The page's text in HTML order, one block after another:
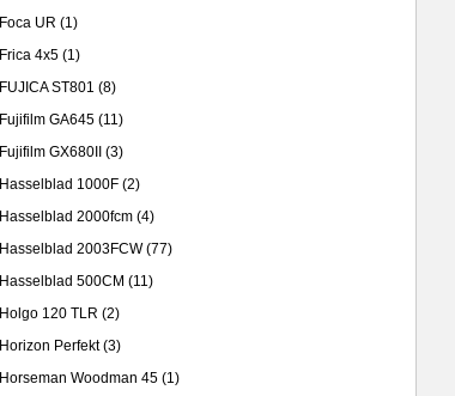
Foca UR (1)
Frica 4x5 (1)
FUJICA ST801 (8)
Fujifilm GA645 (11)
Fujifilm GX680II
(3)
Hasselblad 1000F (2)
Hasselblad 2000fcm (4)
Hasselblad 2003FCW(77)
Hasselblad 500CM (11)
Holgo 120 TLR (2)
Horizon Perfekt(3)
Horseman Woodman 45 (1)